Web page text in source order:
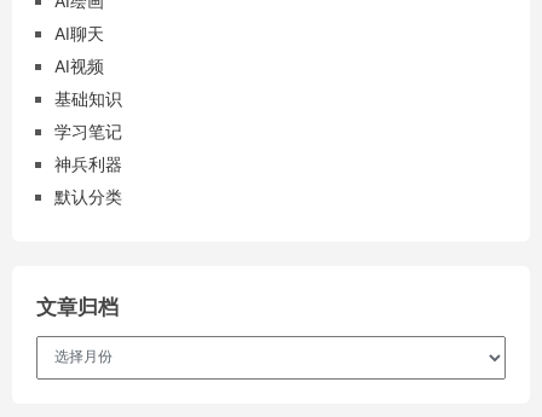
AI聊天
AI视频
基础知识
学习笔记
神兵利器
默认分类
文章归档